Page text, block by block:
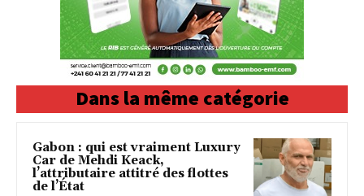
Dans la même catégorie
Gabon : qui est vraiment Luxury
Car de Mehdi Keack,
l’attributaire attitré des flottes
de l’État